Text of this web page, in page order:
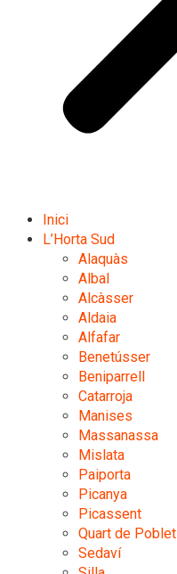
Inici
L’Horta Sud
Alaquàs
Albal
Alcàsser
Aldaia
Alfafar
Benetússer
Beniparrell
Catarroja
Manises
Massanassa
Mislata
Paiporta
Picanya
Picassent
Quart de Poblet
Sedaví